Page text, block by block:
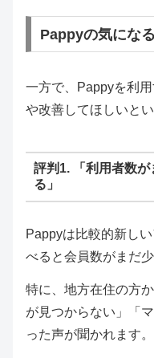
Pappyの気にな
一方で、Pappyを利
や改善してほしいと
評判1. 「利用者数
る」
Pappyは比較的新し
べると会員数がまだ
特に、地方在住の方
が見つからない」「
った声が聞かれます。